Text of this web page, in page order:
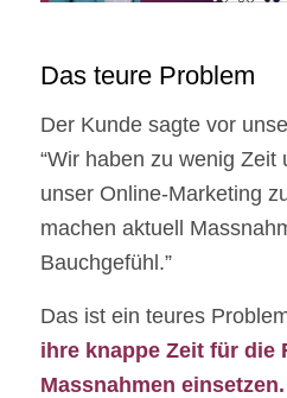
Das teure Problem
Der Kunde sagte vor
“Wir haben zu wenig Zeit
unser Online-Marketing
machen aktuell
Bauchgefühl.”
Das ist ein teures
ihre knappe Zeit für die
Massnahmen einsetzen.